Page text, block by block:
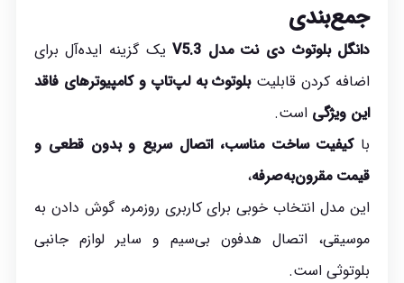
جمع‌بندی
دانگل بلوتوث دی نت مدل V5.3
یک گزینه ایده‌آل برای
اضافه کردن قابلیتبلوتوث به لپ‌تاپ و کامپیوترهای فاقد
این ویژگی است.
باکیفیت ساخت مناسب، اتصال سریع و بدون قطعی و
قیمت مقرون‌به‌صرفه،
این مدل انتخاب خوبی برای کاربری روزمره، گوش دادن به
موسیقی، اتصال هدفون بی‌سیم و سایر لوازم جانبی
بلوتوثی است.